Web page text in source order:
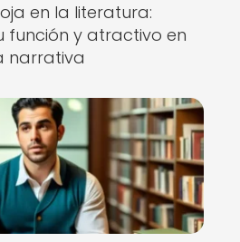
en la literatura:
función y atractivo en
narrativa